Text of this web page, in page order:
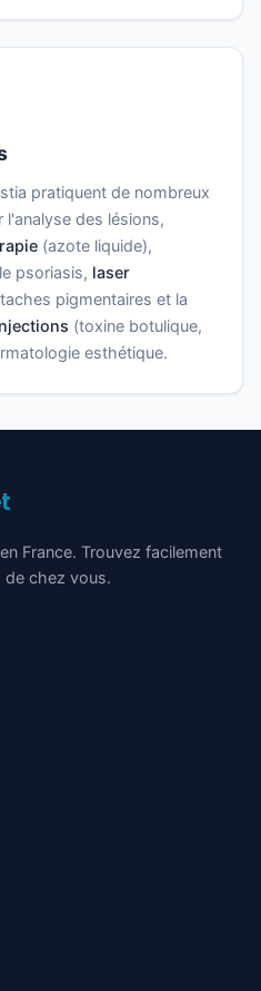
pratiquent de nombreux
l'analyse des lésions,
(azote liquide),
psoriasis, laser
pigmentaires et la
(toxine botulique,
esthétique.
France. Trouvez facilement
de chez vous.